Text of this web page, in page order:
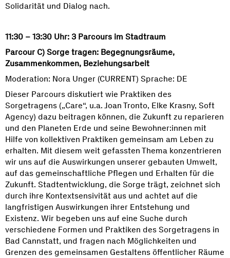
Solidarität und Dialog nach.
11:30 – 13:30 Uhr: 3 Parcours im Stadtraum
Parcour C) Sorge tragen: Begegnungsräume,
Zusammenkommen, Beziehungsarbeit
Moderation: Nora Unger (CURRENT) Sprache: DE
Dieser Parcours diskutiert wie Praktiken des
Sorgetragens („Care“, u.a. Joan Tronto, Elke Krasny, Soft
Agency) dazu beitragen können, die Zukunft zu reparieren
und den Planeten Erde und seine Bewohner:innen mit
Hilfe von kollektiven Praktiken gemeinsam am Leben zu
erhalten. Mit diesem weit gefassten Thema konzentrieren
wir uns auf die Auswirkungen unserer gebauten Umwelt,
auf das gemeinschaftliche Pflegen und Erhalten für die
Zukunft. Stadtentwicklung, die Sorge trägt, zeichnet sich
durch ihre Kontextsensivität aus und achtet auf die
langfristigen Auswirkungen ihrer Entstehung und
Existenz. Wir begeben uns auf eine Suche durch
verschiedene Formen und Praktiken des Sorgetragens in
Bad Cannstatt, und fragen nach Möglichkeiten und
Grenzen des gemeinsamen Gestaltens öffentlicher Räume